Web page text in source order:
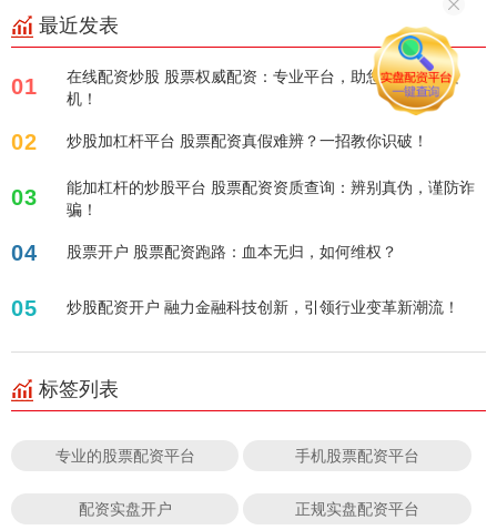
最近发表
01
在线配资炒股 股票权威配资：专业平台，助您把握投资良
机！
02 炒股加杠杆平台 股票配资真假难辨？一招教你识破！
03
能加杠杆的炒股平台 股票配资资质查询：辨别真伪，谨防诈
骗！
04 股票开户 股票配资跑路：血本无归，如何维权？
05 炒股配资开户 融力金融科技创新，引领行业变革新潮流！
标签列表
专业的股票配资平台 手机股票配资平台
配资实盘开户 正规实盘配资平台